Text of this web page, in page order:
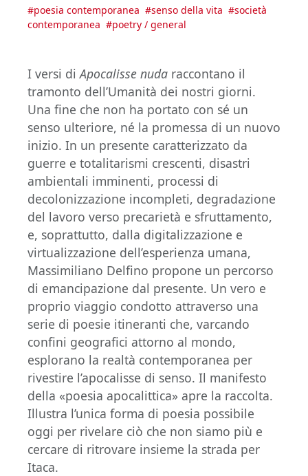
#poesia contemporanea #senso della vita #società
contemporanea #poetry / general
I versi diApocalisse nuda raccontano il
tramonto dell’Umanità dei nostri giorni.
Una fine che non ha portato con sé un
senso ulteriore, né la promessa di un nuovo
inizio. In un presente caratterizzato da
guerre e totalitarismi crescenti, disastri
ambientali imminenti, processi di
decolonizzazione incompleti, degradazione
del lavoro verso precarietà e sfruttamento,
e, soprattutto, dalla digitalizzazione e
virtualizzazione dell’esperienza umana,
Massimiliano Delfino propone un percorso
di emancipazione dal presente. Un vero e
proprio viaggio condotto attraverso una
serie di poesie itineranti che, varcando
confini geografici attorno al mondo,
esplorano la realtà contemporanea per
rivestire l’apocalisse di senso. Il manifesto
della «poesia apocalittica» apre la raccolta.
Illustra l’unica forma di poesia possibile
oggi per rivelare ciò che non siamo più e
cercare di ritrovare insieme la strada per
Itaca.